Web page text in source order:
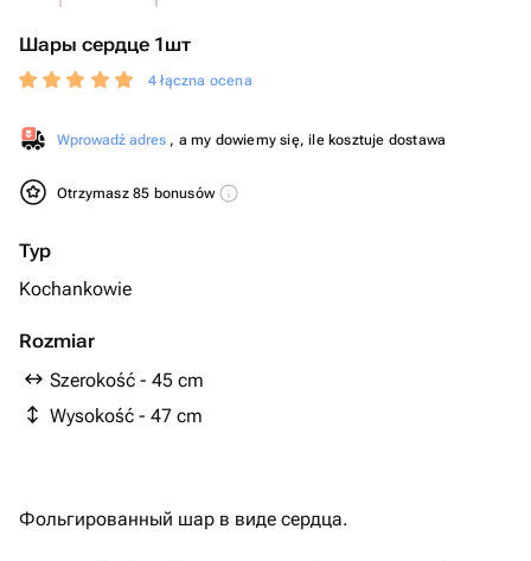
Шары сердце 1шт
4 łączna ocena
Wprowadź adres , a my dowiemy się, ile kosztuje dostawa
Otrzymasz 85 bonusów
Typ
Kochankowie
Rozmiar
Szerokość - 45 cm
Wysokość - 47 cm
Фольгированный шар в виде сердца.